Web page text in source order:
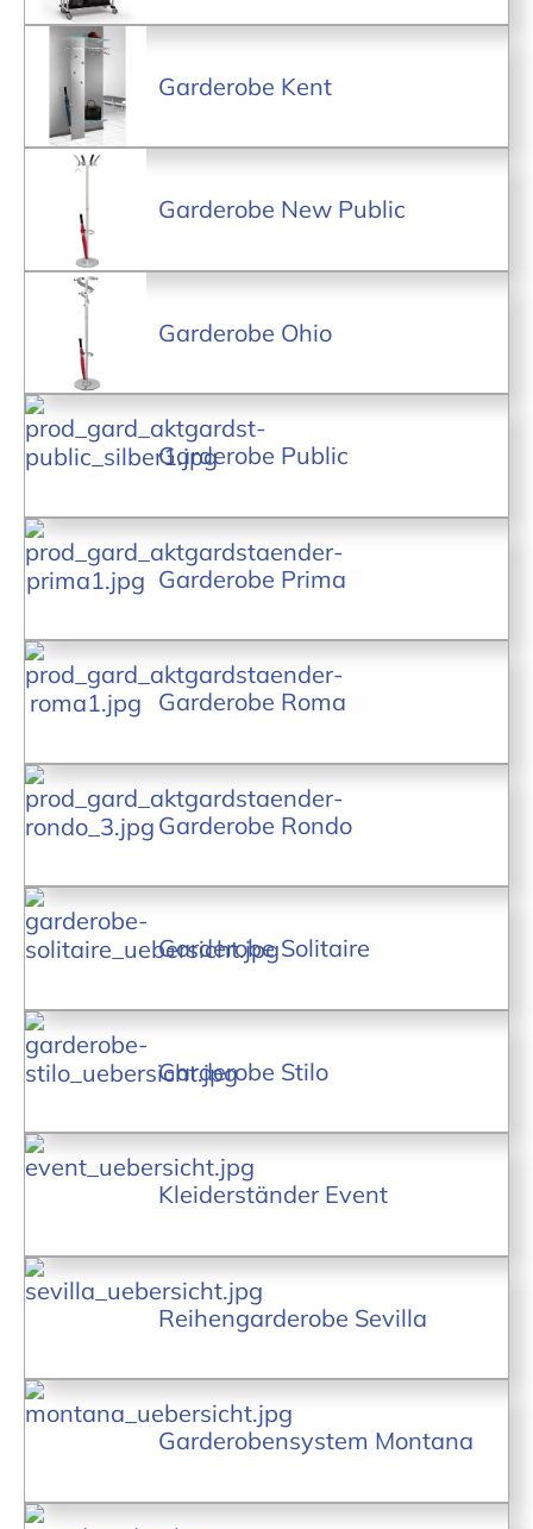
Garderobe Kent
Garderobe New Public
Garderobe Ohio
Garderobe Public
Garderobe Prima
Garderobe Roma
Garderobe Rondo
Garderobe Solitaire
Garderobe Stilo
Kleiderständer Event
Reihengarderobe Sevilla
Garderobensystem Montana